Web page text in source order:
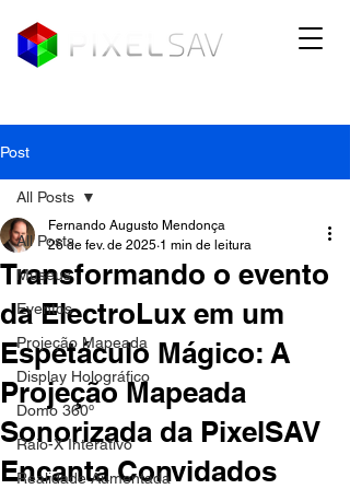
Post
All Posts
Museus
Eventos
Projeção Mapeada
Display Holográfico
Domo 360º
Raio-X Interativo
Realidade Aumentada
All Posts
Transformando o evento
da ElectroLux em um
Espetáculo Mágico: A
Projeção Mapeada
Sonorizada da PixelSAV
Encanta Convidados
Fernando Augusto Mendonça
26 de fev. de 2025 1 min de leitura